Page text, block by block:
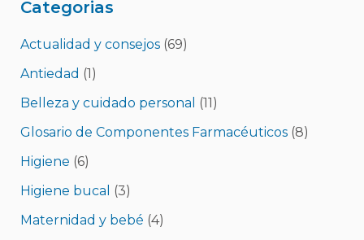
Categorias
Actualidad y consejos(69)
Antiedad (1)
Belleza y cuidado personal (11)
Glosario de Componentes Farmacéuticos(8)
Higiene (6)
Higiene bucal (3)
Maternidad y bebé (4)